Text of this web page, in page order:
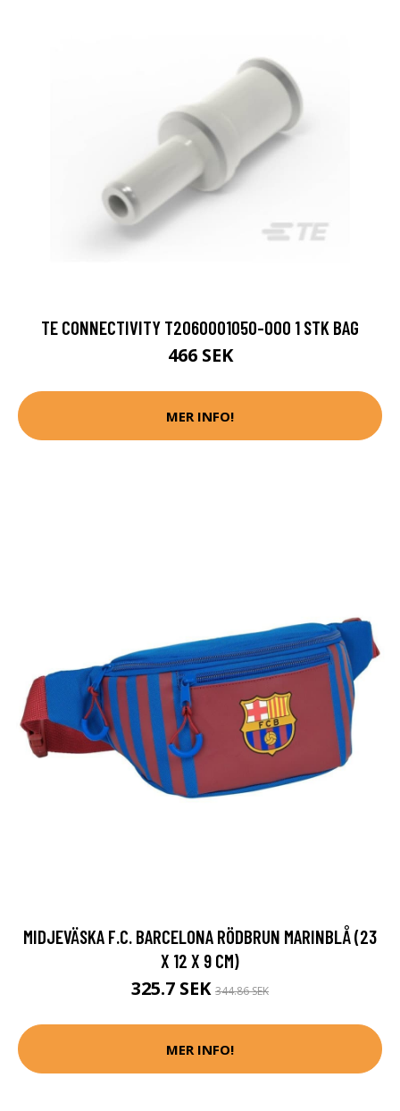
TE CONNECTIVITY T2060001050-000 1 STK BAG
466 SEK
MER INFO!
MIDJEVÄSKA F.C. BARCELONA RÖDBRUN MARINBLÅ (23
X 12 X 9 CM)
325.7 SEK 344.86 SEK
MER INFO!